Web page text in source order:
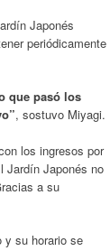
Japonés
periódicamente
que pasó los
, sostuvo Miyagi.
los ingresos por
Jardín Japonés no
a su
y su horario se